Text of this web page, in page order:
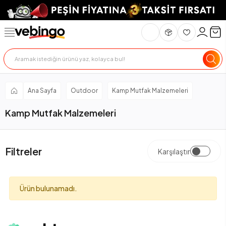
Ana Sayfa Outdoor Kamp Mutfak Malzemeleri
Kamp Mutfak Malzemeleri
Filtreler Karşılaştır
Ürün bulunamadı.